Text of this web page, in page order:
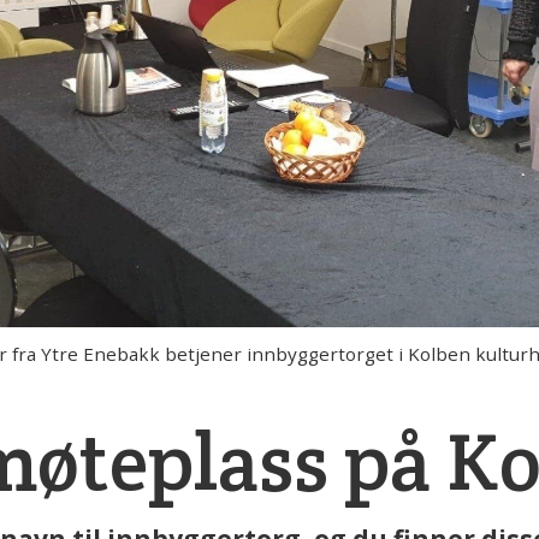
fra Ytre Enebakk betjener innbyggertorget i Kolben
på